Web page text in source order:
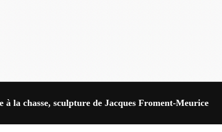
à la chasse, sculpture de Jacques Froment-Meurice